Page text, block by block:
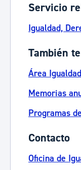
Servicio
Igualdad,
También
Área Igualdad
Memorias
Programas
Contacto
Oficina de